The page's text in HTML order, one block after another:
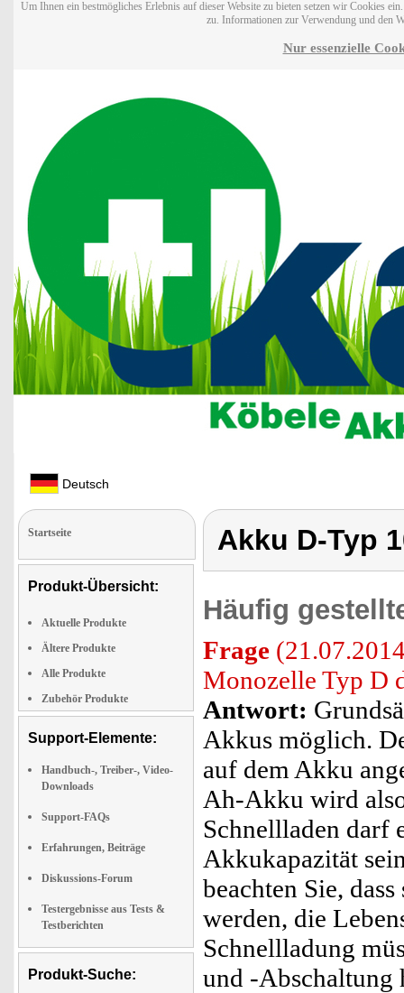
Um Ihnen ein bestmögliches Erlebnis auf dieser Website zu bieten setzen wir Cookies
zu. Informationen zur Verwendung und den
Nur essenzielle
Deutsch
Startseite
Produkt-Übersicht:
Aktuelle Produkte
Ältere Produkte
Alle Produkte
Zubehör Produkte
Support-Elemente:
Handbuch-, Treiber-, Video-
Downloads
Support-FAQs
Erfahrungen, Beiträge
Diskussions-Forum
Testergebnisse aus Tests &
Testberichten
Produkt-Suche:
Akku D-Typ
Häufig
Frage
Monozelle Typ D
Antwort:
Akkus möglich.
auf dem Akku
Ah-Akku wird
Schnellladen darf
Akkukapazität
beachten Sie,
werden, die
Schnellladung
und -Abschaltung